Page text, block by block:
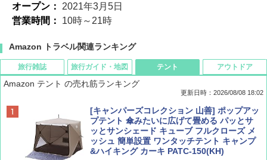
オープン： 2021年3月5日
営業時間： 10時～21時
Amazon トラベル関連ランキング
旅行雑誌
BE-PAL(ビ-パル) 2026年 9 月号【特別付録:
SOTO ミニマル"旅"財布 ランダム2種】
￥1,500
旅行ガイド・地図
D40 地球の歩き方 チェンマイ タイ北部の魅
力的な町 2026～2027 地球の歩き方D アジア
￥2,079
テント
Amazon テント の売れ筋ランキング
更新日時：2026/08/08 18:02
[キャンパーズコレクション 山善] ポップアッ
プテント 傘みたいに広げて畳める パッとサ
ッとサンシェード キューブ フルクローズ メ
ッシュ 簡単設置 ワンタッチテント キャンプ
&ハイキング カーキ PATC-150(KH)
アウトドア